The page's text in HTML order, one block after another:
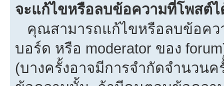
จะแก้ไขหรือลบข้อความที่โพสต์ไ
คุณสามารถแก้ไขหรือลบข้อคว
บอร์ด หรือ moderator ของ
(บางครั้งอาจมีการจำกัดจำนวน